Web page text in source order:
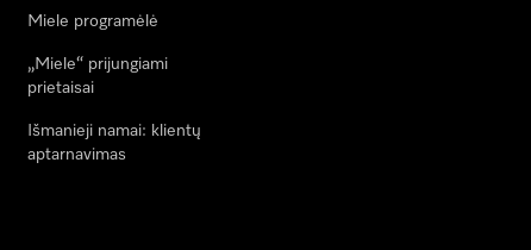
Miele programėlė
„Miele“ prijungiami
prietaisai
Išmanieji namai: klientų
aptarnavimas